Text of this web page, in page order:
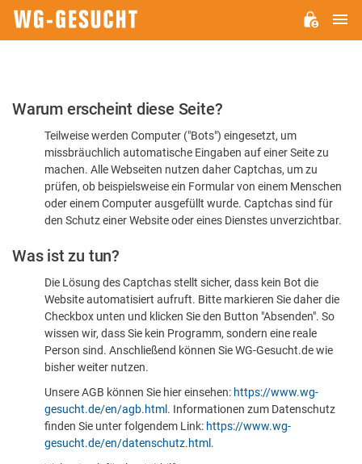
Bitte
dass
sind
Warum erscheint diese Seite?
Teilweise werden Computer ("Bots") eingesetzt, um
missbräuchlich automatische Eingaben auf einer Seite zu
machen. Alle Webseiten nutzen daher Captchas, um zu
prüfen, ob beispielsweise ein Formular von einem Menschen
oder einem Computer ausgefüllt wurde. Captchas sind für
den Schutz einer Website oder eines Dienstes unverzichtbar.
Was ist zu tun?
Die Lösung des Captchas stellt sicher, dass kein Bot die
Website automatisiert aufruft. Bitte markieren Sie daher die
Checkbox unten und klicken Sie den Button "Absenden". So
wissen wir, dass Sie kein Programm, sondern eine reale
Person sind. Anschließend können Sie WG-Gesucht.de wie
bisher weiter nutzen.
Unsere AGB können Sie hier einsehen: https://www.wg-
gesucht.de/en/agb.html . Informationen zum Datenschutz
finden Sie unter folgendem Link: https://www.wg-
gesucht.de/en/datenschutz.html .